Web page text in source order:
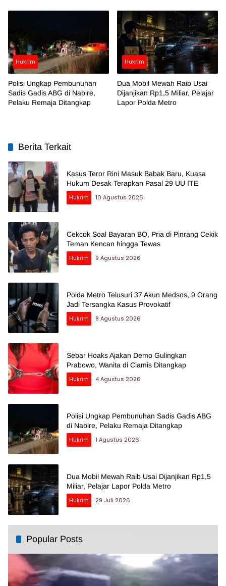
Hukrim
Polisi Ungkap Pembunuhan
Sadis Gadis ABG di Nabire,
Pelaku Remaja Ditangkap
Hukrim
Dua Mobil Mewah Raib Usai
Dijanjikan Rp1,5 Miliar, Pelajar
Lapor Polda Metro
Berita Terkait
Kasus Teror Rini Masuk Babak Baru, Kuasa
Hukum Desak Terapkan Pasal 29 UU ITE
Hukrim
10 Agustus 2026
Cekcok Soal Bayaran BO, Pria di Pinrang Cekik
Teman Kencan hingga Tewas
Hukrim
9 Agustus 2026
Polda Metro Telusuri 37 Akun Medsos, 9 Orang
Jadi Tersangka Kasus Provokatif
Hukrim
8 Agustus 2026
Sebar Hoaks Ajakan Demo Gulingkan
Prabowo, Wanita di Ciamis Ditangkap
Hukrim
4 Agustus 2026
Polisi Ungkap Pembunuhan Sadis Gadis ABG
di Nabire, Pelaku Remaja Ditangkap
Hukrim
1 Agustus 2026
Dua Mobil Mewah Raib Usai Dijanjikan Rp1,5
Miliar, Pelajar Lapor Polda Metro
Hukrim
29 Juli 2026
Popular Posts